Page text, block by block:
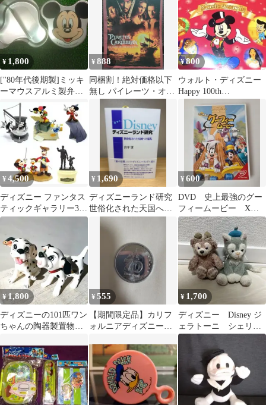
¥ 1,800
["80年代後期製]ミッキ
ーマウスアルミ製弁当
箱 中仕切り板あり
¥888
同梱割！絶対価格以下
無し パイレーツ・オ
た海賊たち パンフ
¥800
ウォルト・ディズニー
Happy 100th
Anniversary~ディズニー
¥ 4,500
ディズニー ファンタス
ティックギャラリー3
フィギュア コンプリー
¥ 1,690
ディズニーランド研究
世俗化された天国への
巡礼 宮平望
¥600
DVD 史上最強のグー
フィームービー Xゲ
ームで大パニック！
ディズニー
¥1,800
ディズニーの101匹ワン
ちゃんの陶器製置物
ト
¥555
【期間限定品】カリフ
ォルニアディズニーラ
¥ 1,700
ディズニー Disney ジ
ェラトーニ シェリー
メイ ぬいぐるみ キ
ーホルダー